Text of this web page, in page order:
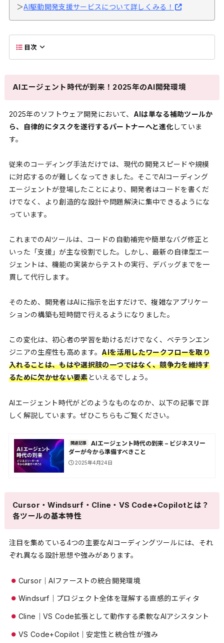
＞AI駆動開発支援サービスについて詳しくみる！
目次
AIエージェント時代が到来！2025年のAI開発環境
2025年のソフトウェア開発において、 AIは単なる補助ツールか
ら、自律的にタスクを遂行するパートナーへと進化していま
す。
従来のコーディング手法だけでは、現代の開発スピードや規模
に対応するのが難しくなってきました。そこでAIコーディング
エージェントが登場したことにより、開発者はコードを書くだ
けでなく、より創造的な設計や問題解決に集中できるようにな
っています。
これまでのAIツールは、コードの自動補完や簡単なバグ修正と
いった「支援」が主な役割でした。しかし、最新の自律型エー
ジェントは、機能の実装からテストの実行、デバッグまでを一
貫して代行します。
そのため、開発者はAIに指示を出すだけで、複雑なアプリケー
ションの構築も短時間で行えるようになりました。
この変化は、初心者の学習を助けるだけでなく、ベテランエン
ジニアの生産性も高めます。 AIを活用したワークフローを取り
入れることは、もはや選択肢の一つではなく、競争力を維持す
るために欠かせない要素といえるでしょう。
AIエージェント時代がどのようなものなのか、以下の記事で詳
しく解説しています。ぜひこちらもご覧ください。
関連記事
AIエージェント時代の到来 – ビジネスリー
ダーが今から準備すべきこと
2025年4月24日
Cursor・Windsurf・Cline・VS Code+Copilotとは？
各ツールの基本特性
注目を集めている4つの主要なAIコーディングツールには、それ
ぞれ異なる設計思想や強みがあります。
Cursor｜AIファーストの統合開発環境
Windsurf｜プロジェクト全体を理解する直感的エディタ
Cline｜VS Code拡張として動作する柔軟なAIアシスタント
VS Code+Copilot｜安定性と統合性が強み